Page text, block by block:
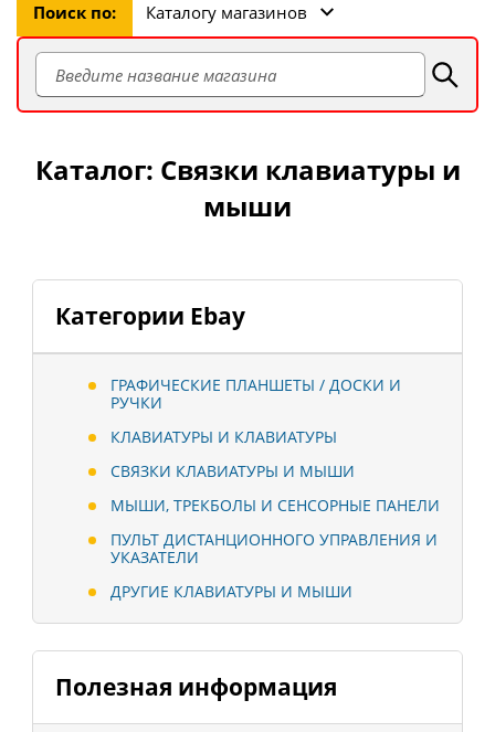
Поиск по: Каталогу магазинов
Категории Ebay
ГРАФИЧЕСКИЕ ПЛАНШЕТЫ / ДОСКИ И
РУЧКИ
КЛАВИАТУРЫ И КЛАВИАТУРЫ
СВЯЗКИ КЛАВИАТУРЫ И МЫШИ
МЫШИ, ТРЕКБОЛЫ И СЕНСОРНЫЕ ПАНЕЛИ
ПУЛЬТ ДИСТАНЦИОННОГО УПРАВЛЕНИЯ И
УКАЗАТЕЛИ
ДРУГИЕ КЛАВИАТУРЫ И МЫШИ
Полезная информация
Каталог: Связки клавиатуры и
мыши